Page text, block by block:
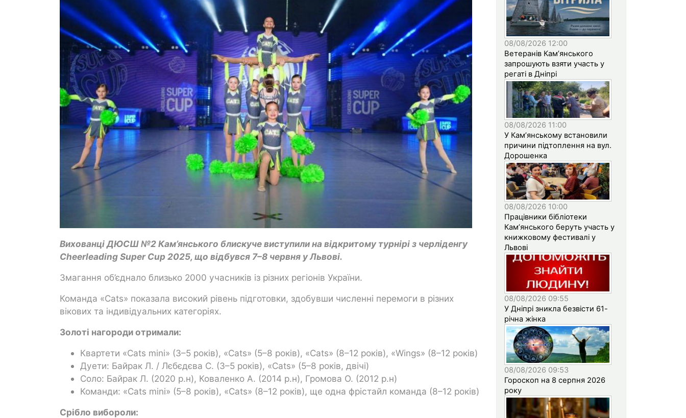
Вихованці ДЮСШ №2 Кам’янського блискуче виступили на відкритому турнірі з черліденгу
Cheerleading Super Cup 2025, що відбувся 7–8 червня у Львові.
Змагання об’єднало близько 2000 учасників із різних регіонів України.
Команда «Cats» показала високий рівень підготовки, здобувши численні перемоги в різних
вікових та індивідуальних категоріях.
Золоті нагороди отримали:
Квартети «Cats mini» (3–5 років), «Cats» (5–8 років), «Cats» (8–12 років), «Wings» (8–12 років)
Дуети: Байрак Л. / Лєбєдєва С. (3–5 років), «Cats» (5–8 років, двічі)
Соло: Байрак Л. (2020 р.н), Коваленко А. (2014 р.н), Громова О. (2012 р.н)
Команди: «Cats mini» (5–8 років), «Cats» (8–12 років), ще одна фрістайл команда (8–12 років)
Срібло вибороли:
08/08/2026 12:00
Ветеранів Кам’янського
запрошують взяти участь у
регаті в Дніпрі
08/08/2026 11:00
У Кам’янському встановили
причини підтоплення на вул.
Дорошенка
08/08/2026 10:00
Працівники бібліотеки
Кам’янського беруть участь у
книжковому фестивалі у
Львові
08/08/2026 09:55
У Дніпрі зникла безвісти 61-
річна жінка
08/08/2026 09:53
Гороскоп на 8 серпня 2026
року